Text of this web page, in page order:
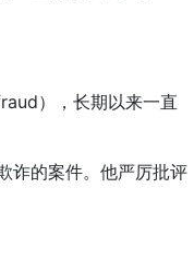
），长期以来一直
诈的案件。他严厉批评